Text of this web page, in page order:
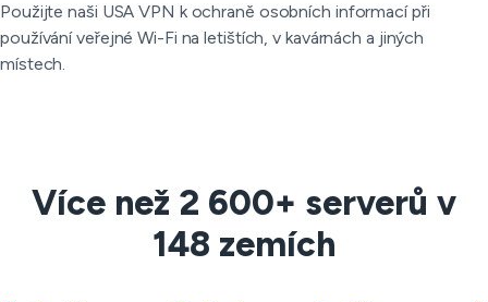
Použijte naši USA VPN k ochraně osobních informací při
používání veřejné Wi-Fi na letištích, v kavárnách a jiných
místech.
Více než 2 600+ serverů v
148 zemích